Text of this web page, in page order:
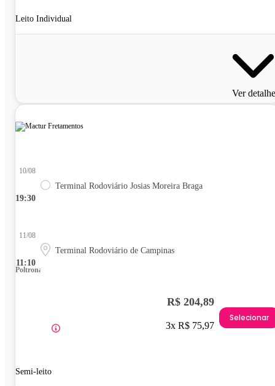
Leito Individual
Ver
19:30
10/08
Terminal Rodoviário Josias Moreira Braga
11:10
11/08
Terminal Rodoviário de Campinas
Poltrona
Semi-leito
R$ 204,89
3x R$ 75,97
Selecionar